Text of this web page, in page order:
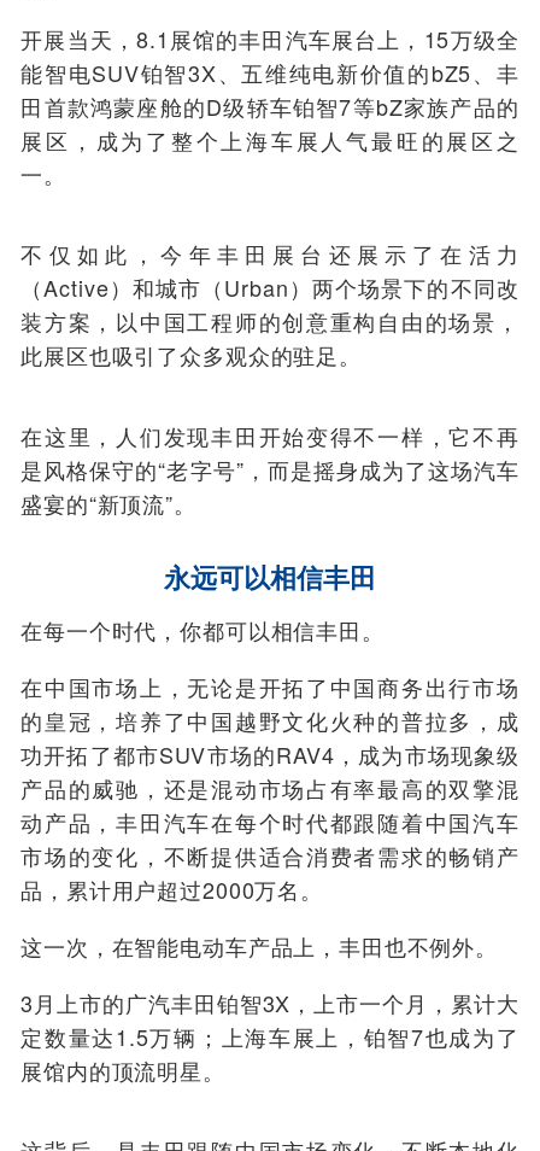
开展当天，8.1展馆的丰田汽车展台上，15万级全
能智电SUV铂智3X、五维纯电新价值的bZ5、丰
田首款鸿蒙座舱的D级轿车铂智7等bZ家族产品的
展区，成为了整个上海车展人气最旺的展区之
一。
不仅如此，今年丰田展台还展示了在活力
（Active）和城市（Urban）两个场景下的不同改
装方案，以中国工程师的创意重构自由的场景，
此展区也吸引了众多观众的驻足。
在这里，人们发现丰田开始变得不一样，它不再
是风格保守的“老字号”，而是摇身成为了这场汽车
盛宴的“新顶流”。
永远可以相信丰田
在每一个时代，你都可以相信丰田。
在中国市场上，无论是开拓了中国商务出行市场
的皇冠，培养了中国越野文化火种的普拉多，成
功开拓了都市SUV市场的RAV4，成为市场现象级
产品的威驰，还是混动市场占有率最高的双擎混
动产品，丰田汽车在每个时代都跟随着中国汽车
市场的变化，不断提供适合消费者需求的畅销产
品，累计用户超过2000万名。
这一次，在智能电动车产品上，丰田也不例外。
3月上市的广汽丰田铂智3X，上市一个月，累计大
定数量达1.5万辆；上海车展上，铂智7也成为了
展馆内的顶流明星。